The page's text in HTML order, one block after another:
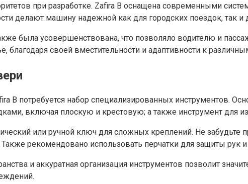
при разработке. Zafira B оснащена современными
делают машину надежной как для городских поездок, так и
была усовершенствована, что позволяло водителю и
благодаря своей вместительности и адаптивности к
B потребуется набор специализированных инструментов.
включая плоскую и крестовую; а также инструмент для
или ручной ключ для сложных креплений. Не забудьте
Также рекомендовано использовать перчатки для защиты
и аккуратная организация инструментов позволит